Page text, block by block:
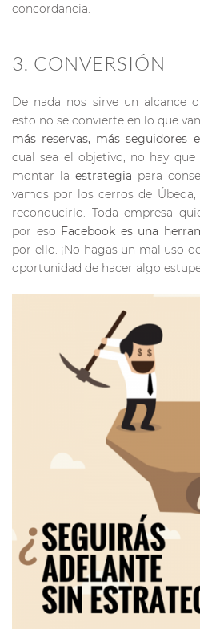
concordancia.
3. CONVERSIÓN
De nada nos sirve un alcance
esto no se convierte en lo que
más reservas, más seguidores
cual sea el objetivo, no hay
montar la estrategia para
vamos por los cerros de
reconducirlo. Toda empresa
por eso Facebook es una
por ello. ¡No hagas un mal uso
oportunidad de hacer algo